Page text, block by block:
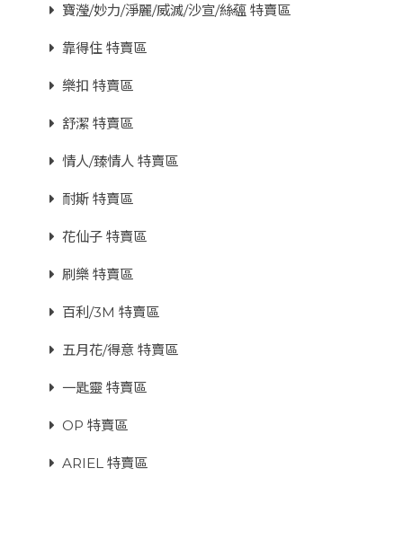
寶瀅/妙力/淨麗/威滅/沙宣/絲蘊 特賣區
靠得住 特賣區
樂扣 特賣區
舒潔 特賣區
情人/臻情人 特賣區
耐斯 特賣區
花仙子 特賣區
刷樂 特賣區
百利/3M 特賣區
五月花/得意 特賣區
一匙靈 特賣區
OP 特賣區
ARIEL 特賣區